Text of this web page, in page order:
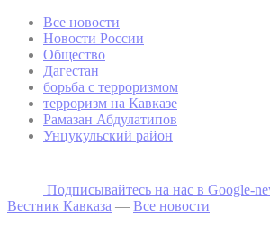
Все новости
Новости России
Общество
Дагестан
борьба с терроризмом
терроризм на Кавказе
Рамазан Абдулатипов
Унцукульский район
Подписывайтесь на наc в Google-
Вестник Кавказа — Все новости